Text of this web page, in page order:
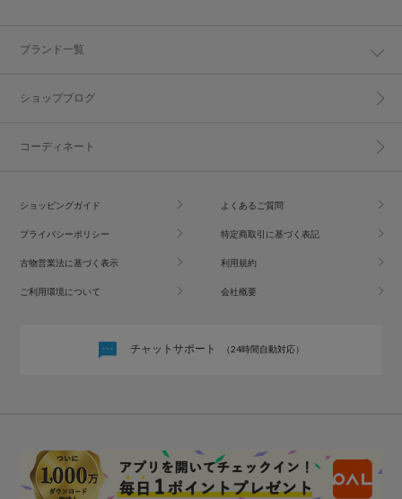
ブランド一覧
ショップブログ
コーディネート
ショッピングガイド よくあるご質問
プライバシーポリシー 特定商取引に基づく表記
古物営業法に基づく表示 利用規約
ご利用環境について 会社概要
チャットサポート （24時間自動対応）